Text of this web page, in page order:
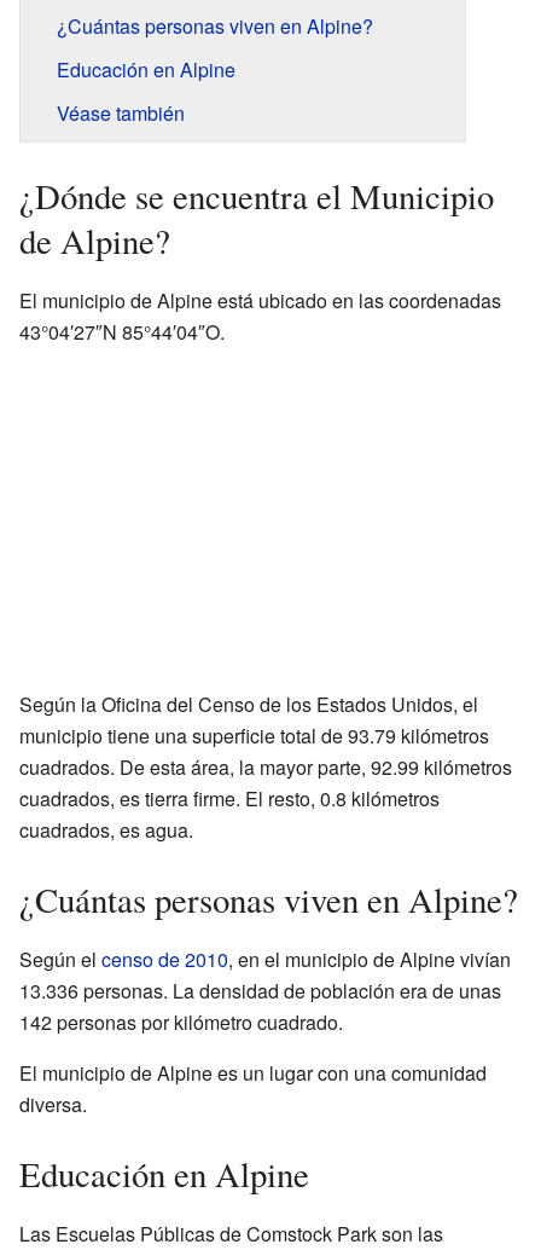
¿Cuántas personas viven en Alpine?
Educación en Alpine
Véase también
¿Dónde se encuentra el Municipio
de Alpine?
El municipio de Alpine está ubicado en las coordenadas
43°04′27″N 85°44′04″O.
Según la Oficina del Censo de los Estados Unidos, el
municipio tiene una superficie total de 93.79 kilómetros
cuadrados. De esta área, la mayor parte, 92.99 kilómetros
cuadrados, es tierra firme. El resto, 0.8 kilómetros
cuadrados, es agua.
¿Cuántas personas viven en Alpine?
Según el censo de 2010, en el municipio de Alpine vivían
13.336 personas. La densidad de población era de unas
142 personas por kilómetro cuadrado.
El municipio de Alpine es un lugar con una comunidad
diversa.
Educación en Alpine
Las Escuelas Públicas de Comstock Park son las